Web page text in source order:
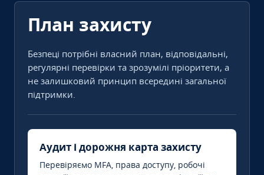
План захисту
Безпеці потрібні власний план, відповідальні,
регулярні перевірки та зрозумілі пріоритети, а
не залишковий принцип всередині загальної
підтримки.
Аудит і дорожня карта захисту
Перевіряємо MFA, права доступу, робочі